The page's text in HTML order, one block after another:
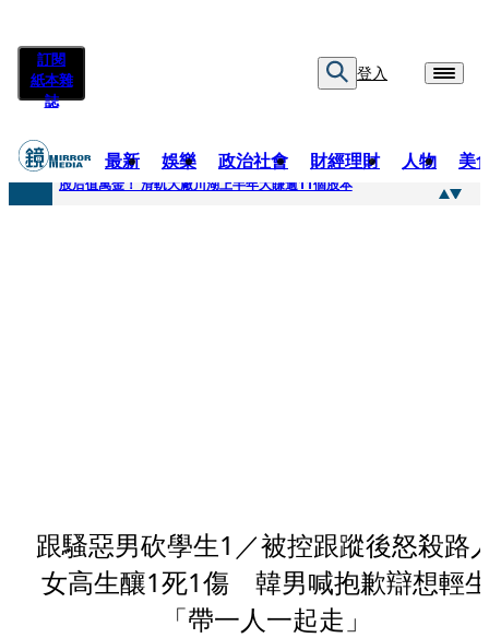
訂閱
紙本雜
誌
登入
最新 娛樂 政治社會 財經理財 人物 美
快訊
股后值萬金！ 滑軌大廠川湖上半年大賺逾11個股本
跟騷惡男砍學生1／被控跟蹤後怒殺路
女高生釀1死1傷 韓男喊抱歉辯想輕
「帶一人一起走」